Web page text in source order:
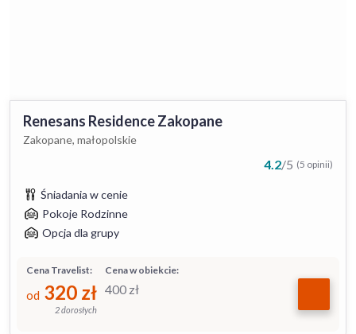
Renesans Residence Zakopane
Zakopane, małopolskie
4.2/5 (5 opinii)
Śniadania w cenie
Pokoje Rodzinne
Opcja dla grupy
Cena w obiekcie:
400 zł
Cena Travelist:
od 320 zł
2 dorosłych